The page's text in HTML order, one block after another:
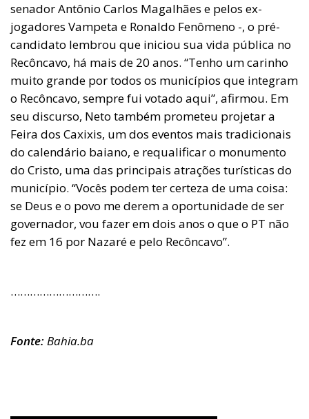
senador Antônio Carlos Magalhães e pelos ex-
jogadores Vampeta e Ronaldo Fenômeno -, o pré-
candidato lembrou que iniciou sua vida pública no
Recôncavo, há mais de 20 anos. “Tenho um carinho
muito grande por todos os municípios que integram
o Recôncavo, sempre fui votado aqui”, afirmou. Em
seu discurso, Neto também prometeu projetar a
Feira dos Caxixis, um dos eventos mais tradicionais
do calendário baiano, e requalificar o monumento
do Cristo, uma das principais atrações turísticas do
município. “Vocês podem ter certeza de uma coisa:
se Deus e o povo me derem a oportunidade de ser
governador, vou fazer em dois anos o que o PT não
fez em 16 por Nazaré e pelo Recôncavo”.
……………………….
Fonte:Bahia.ba